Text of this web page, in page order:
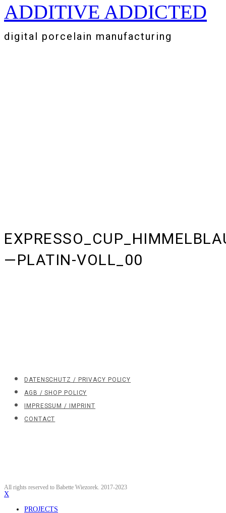
Zum
Inhalt
springen
ADDITIVE ADDICTED
digital porcelain manufacturing
—PLATIN-VOLL_00
DATENSCHUTZ / PRIVACY POLICY
AGB / SHOP POLICY
IMPRESSUM / IMPRINT
CONTACT
All rights reserved to Babette Wiezorek. 2017-2023
X
PROJECTS